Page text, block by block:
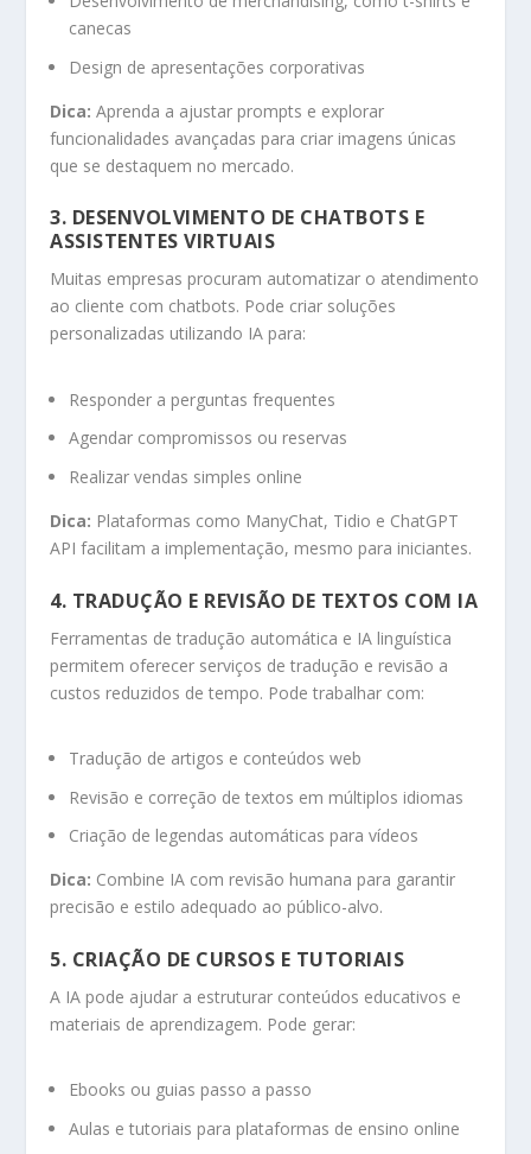
canecas
Design de apresentações corporativas
Dica: Aprenda a ajustar prompts e explorar
funcionalidades avançadas para criar imagens únicas
que se destaquem no mercado.
3. DESENVOLVIMENTO DE CHATBOTS E
ASSISTENTES VIRTUAIS
Muitas empresas procuram automatizar o atendimento
ao cliente com chatbots. Pode criar soluções
personalizadas utilizando IA para:
Responder a perguntas frequentes
Agendar compromissos ou reservas
Realizar vendas simples online
Dica: Plataformas como ManyChat, Tidio e ChatGPT
API facilitam a implementação, mesmo para iniciantes.
4. TRADUÇÃO E REVISÃO DE TEXTOS COM IA
Ferramentas de tradução automática e IA linguística
permitem oferecer serviços de tradução e revisão a
custos reduzidos de tempo. Pode trabalhar com:
Tradução de artigos e conteúdos web
Revisão e correção de textos em múltiplos idiomas
Criação de legendas automáticas para vídeos
Dica: Combine IA com revisão humana para garantir
precisão e estilo adequado ao público-alvo.
5. CRIAÇÃO DE CURSOS E TUTORIAIS
A IA pode ajudar a estruturar conteúdos educativos e
materiais de aprendizagem. Pode gerar:
Ebooks ou guias passo a passo
Aulas e tutoriais para plataformas de ensino online